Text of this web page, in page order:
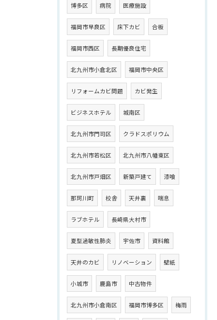
博多区 病院 医療施設
福岡市早良区 床下カビ 合板
福岡市西区 長期優良住宅
北九州市小倉北区 福岡市中央区
リフォームカビ問題 カビ発生
ビジネスホテル 城南区
北九州市門司区 クラドスポリウム
北九州市若松区 北九州市八幡東区
北九州市戸畑区 新築戸建て 漆喰
那珂川町 校舎 天井裏 喘息
ラブホテル 長崎県大村市
夏型過敏性肺炎 宇佐市 資料館
天井のカビ リノベーション 壁紙
小城市 鹿島市 中古物件
北九州市小倉南区 福岡市博多区 梅雨